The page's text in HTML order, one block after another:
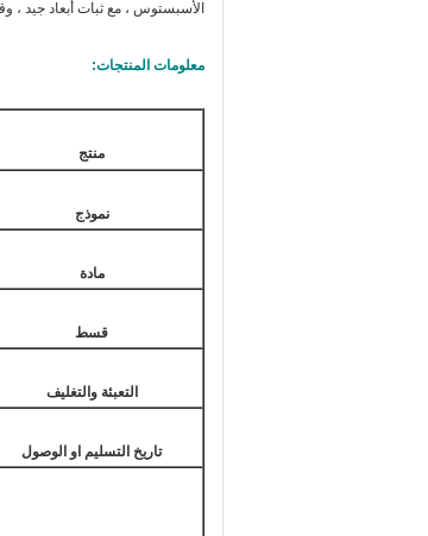
الأسبستوس ، مع ثبات أبعاد جيد ،
معلومات المنتجات:
منتج
نموذج
مادة
قسط
التعبئة والتغليف
تاريخ التسليم او الوصول